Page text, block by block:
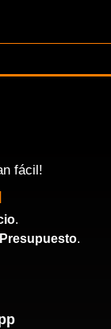
fácil!
.
Presupuesto.